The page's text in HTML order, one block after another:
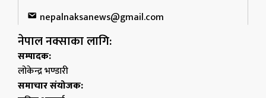
nepalnaksanews@gmail.com
नेपाल नक्साका लागि:
सम्पादक:
लोकेन्द्र भण्डारी
समाचार संयोजक: